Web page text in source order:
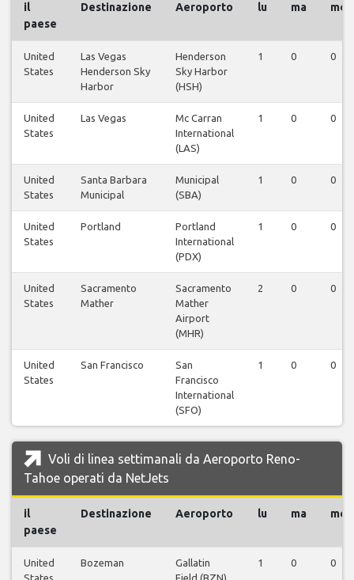
il
paese
Destinazione Aeroporto lu ma me
United
States
Las Vegas
Henderson Sky
Harbor
Henderson
Sky Harbor
(HSH)
1 0 0
United
States
Las Vegas
Mc Carran
International
(LAS)
1 0 0
United
States
Santa Barbara
Municipal
Municipal
(SBA)
1 0 0
United
States
Portland
Portland
International
(PDX)
1 0 0
United
States
Sacramento
Mather
Sacramento
Mather
Airport
(MHR)
2 0 0
United
States
San Francisco
San
Francisco
International
(SFO)
1 0 0
Voli di linea settimanali da Aeroporto Reno-
Tahoe operati da NetJets
il
paese
Destinazione Aeroporto lu ma me
United
States
Bozeman
Gallatin
Field (BZN)
1 0 0